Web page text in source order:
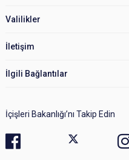
Valilikler
İletişim
İlgili Bağlantılar
İçişleri Bakanlığı’nı Takip Edin